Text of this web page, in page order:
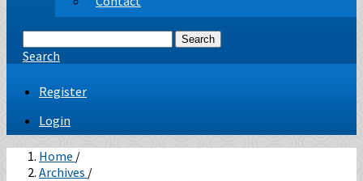
Search
Search
Register
Login
Home /
Archives /